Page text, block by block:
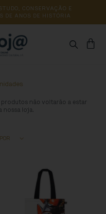
CONSERVAÇÃO E
DE ANOS DE HISTÓRIA
não voltarão a estar
nossa loja.